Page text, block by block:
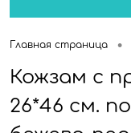
Главная страница •
Кожзам с
26*46 см.